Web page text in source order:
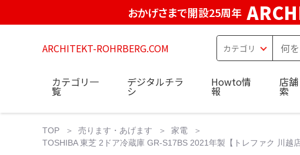
おかげさまで開設25周年
ARCHITEKT-ROHRBERG.COM
カテゴリ一
覧
デジタルチラ
シ
Howto情
報
店
索
TOP 売ります・あげます
家電
TOSHIBA 東芝 2ドア冷蔵庫 GR-S17BS 2021年製【トレファク 川